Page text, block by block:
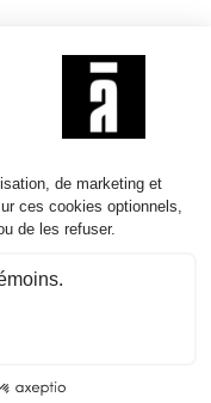
Partenaires et réseaux
nous
crédits